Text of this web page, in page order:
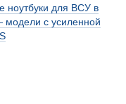
для ВСУ в
с усиленной